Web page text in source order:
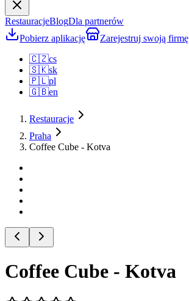
RestauracjeBlogDla partnerów
Pobierz aplikację
Zarejestruj swoją firmę
🇨🇿cs
🇸🇰sk
🇵🇱pl
🇬🇧en
Restauracje
Praha
Coffee Cube - Kotva
Coffee Cube - Kotva